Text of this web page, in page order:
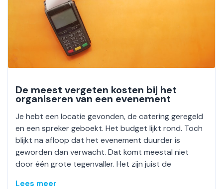
De meest vergeten kosten bij het
organiseren van een evenement
Je hebt een locatie gevonden, de catering geregeld
en een spreker geboekt. Het budget lijkt rond. Toch
blijkt na afloop dat het evenement duurder is
geworden dan verwacht. Dat komt meestal niet
door één grote tegenvaller. Het zijn juist de
Lees meer